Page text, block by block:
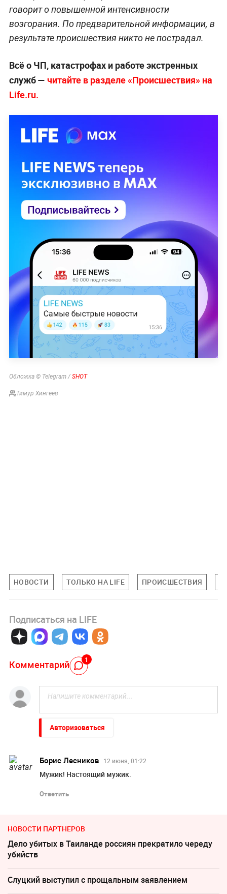
говорит о повышенной интенсивности
возгорания. По предварительной информации, в
результате происшествия никто не пострадал.
Всё о ЧП, катастрофах и работе экстренных
служб — читайте в разделе «Происшествия» на
Life.ru.
Обложка © Telegram / SHOT
Тимур Хингеев
НОВОСТИ ТОЛЬКО НА LIFE ПРОИСШЕСТВИЯ
Подписаться на LIFE
Комментарий 1
Авторизоваться
Борис Лесников 12 июня, 01:22
Мужик! Настоящий мужик.
Ответить
НОВОСТИ ПАРТНЕРОВ
Дело убитых в Таиланде россиян прекратило череду
убийств
Слуцкий выступил с прощальным заявлением